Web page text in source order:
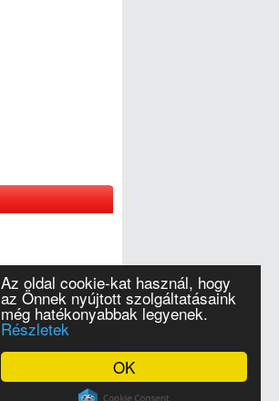
OK
Az oldal cookie-kat használ, hogy
az Önnek nyújtott szolgáltatásaink
még hatékonyabbak legyenek.
Részletek